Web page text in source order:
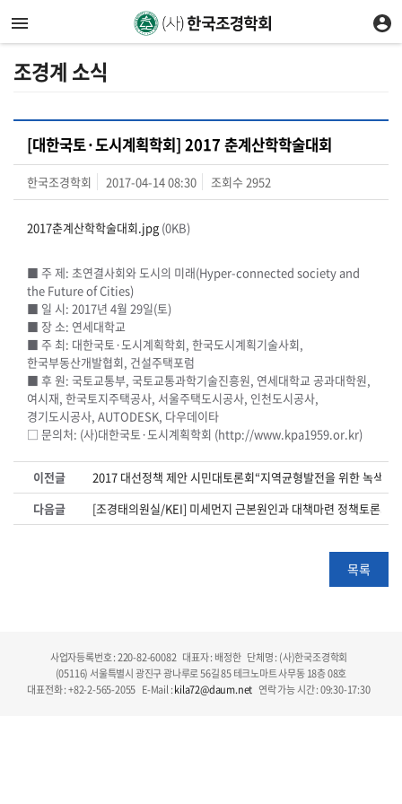
조경계 소식
[대한국토·도시계획학회] 2017 춘계산학학술대회
한국조경학회 2017-04-14 08:30 조회수 2952
2017춘계산학학술대회.jpg (0KB)
■ 주 제: 초연결사회와 도시의 미래(Hyper-connected society and
the Future of Cities)
■ 일 시: 2017년 4월 29일(토)
■ 장 소: 연세대학교
■ 주 최: 대한국토·도시계획학회, 한국도시계획기술사회,
한국부동산개발협회, 건설주택포럼
■ 후 원: 국토교통부, 국토교통과학기술진흥원, 연세대학교 공과대학원,
여시재, 한국토지주택공사, 서울주택도시공사, 인천도시공사,
경기도시공사, AUTODESK, 다우데이타
□ 문의처: (사)대한국토·도시계획학회 (http://www.kpa1959.or.kr)
이전글
2017 대선정책 제안 시민대토론회“지역균형발전을 위한 녹색인
다음글
[조경태의원실/KEI] 미세먼지 근본원인과 대책마련 정책토론회
목록
사업자등록번호 : 220-82-60082 대표자 : 배정한 단체명 : (사)한국조경학회
(05116) 서울특별시 광진구 광나루로 56길 85 테크노마트 사무동 18층 08호
대표전화 : +82-2-565-2055 E-Mail :kila72@daum.net 연락 가능 시간 : 09:30-17:30